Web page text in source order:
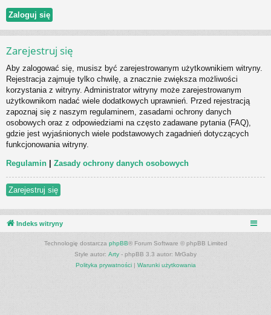
Zarejestruj się
Aby zalogować się, musisz być zarejestrowanym użytkownikiem witryny.
Rejestracja zajmuje tylko chwilę, a znacznie zwiększa możliwości
korzystania z witryny. Administrator witryny może zarejestrowanym
użytkownikom nadać wiele dodatkowych uprawnień. Przed rejestracją
zapoznaj się z naszym regulaminem, zasadami ochrony danych
osobowych oraz z odpowiedziami na często zadawane pytania (FAQ),
gdzie jest wyjaśnionych wiele podstawowych zagadnień dotyczących
funkcjonowania witryny.
Regulamin | Zasady ochrony danych osobowych
Zarejestruj się
Indeks witryny
Technologię dostarcza phpBB® Forum Software © phpBB Limited
Style autor: Arty - phpBB 3.3 autor: MrGaby
Polityka prywatności| Warunki użytkowania